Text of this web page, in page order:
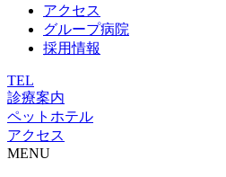
アクセス
グループ病院
採用情報
TEL
診療案内
ペットホテル
アクセス
MENU